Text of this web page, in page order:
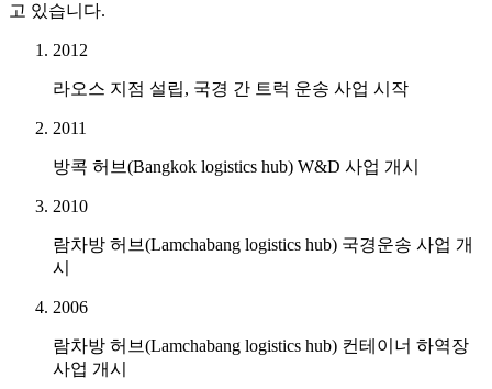
고 있습니다.
2012
라오스 지점 설립, 국경 간 트럭 운송 사업 시작
2011
방콕 허브(Bangkok logistics hub) W&D 사업 개시
2010
람차방 허브(Lamchabang logistics hub) 국경운송 사업 개
시
2006
람차방 허브(Lamchabang logistics hub) 컨테이너 하역장
사업 개시